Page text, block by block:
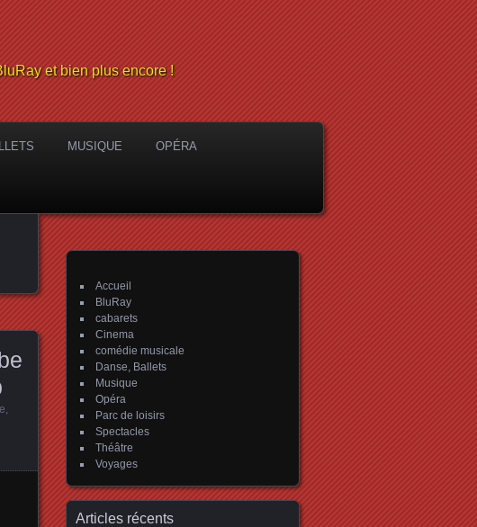
et bien plus encore !
MUSIQUE OPÉRA
Accueil
BluRay
cabarets
Cinema
comédie musicale
Danse, Ballets
Musique
Opéra
Parc de loisirs
Spectacles
Théâtre
Voyages
Articles récents